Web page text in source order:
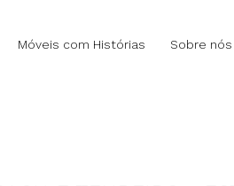
Móveis com Histórias Sobre nós